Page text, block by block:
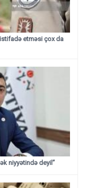
istifadə etməsi çox da
niyyətində deyil”